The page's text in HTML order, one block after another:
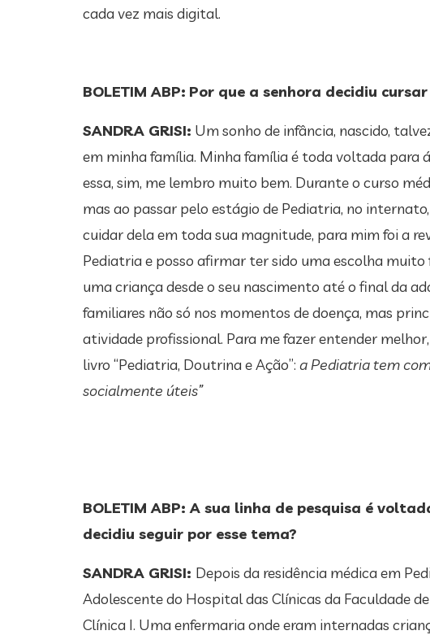
cada vez mais digital.
BOLETIM ABP: Por que a senhora decidiu
SANDRA GRISI: Um sonho de infância, nascido,
em minha família. Minha família é toda voltada para
essa, sim, me lembro muito bem. Durante o curso
mas ao passar pelo estágio de Pediatria, no
cuidar dela em toda sua magnitude, para mim foi a
Pediatria e posso afirmar ter sido uma escolha
uma criança desde o seu nascimento até o final da
familiares não só nos momentos de doença, mas
atividade profissional. Para me fazer entender
livro “Pediatria, Doutrina e Ação”: a Pediatria tem
socialmente úteis”
BOLETIM ABP: A sua linha de pesquisa é
decidiu seguir por esse tema?
SANDRA GRISI: Depois da residência médica em
Adolescente do Hospital das Clínicas da Faculdade
Clínica I. Uma enfermaria onde eram internadas